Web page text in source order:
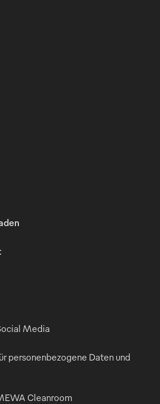
Media
personenbezogene Daten und
Cleanroom